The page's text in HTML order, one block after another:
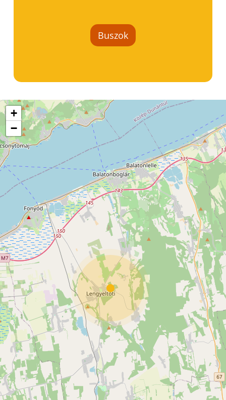
Buszok
+
−